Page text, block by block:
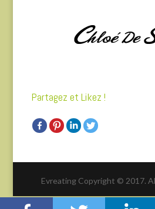
Partagez et Likez !
Evreating Copyright © 2017.